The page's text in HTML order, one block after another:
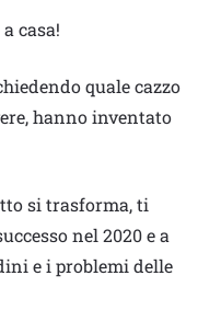
casa!
quale cazzo
hanno inventato
si trasforma, ti
nel 2020 e a
e i problemi delle